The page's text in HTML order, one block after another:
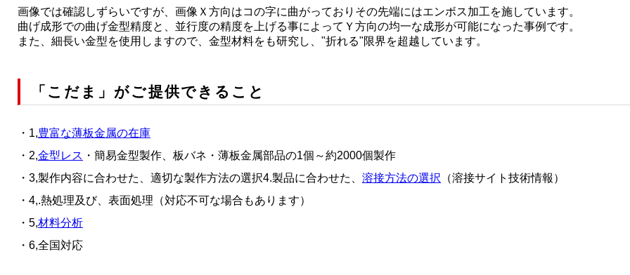
画像では確認しずらいですが、画像Ｘ方向はコの字に曲がっておりその先端にはエンボス加工を施しています。
曲げ成形での曲げ金型精度と、並行度の精度を上げる事によってＹ方向の均一な成形が可能になった事例です。
また、細長い金型を使用しますので、金型材料をも研究し、"折れる"限界を超越しています。
「こだま」がご提供できること
1,豊富な薄板金属の在庫
2,金型レス ・簡易金型製作、板バネ・薄板金属部品の1個～約2000個製作
3,製作内容に合わせた、適切な製作方法の選択4.製品に合わせた、 溶接方法の選択 （溶接サイト技術情報）
4,.熱処理及び、表面処理（対応不可な場合もあります）
5,材料分析
6,全国対応